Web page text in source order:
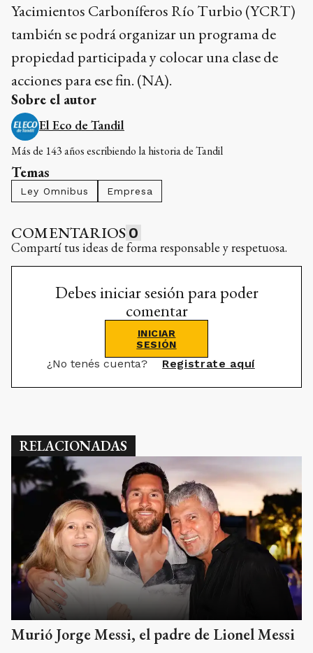
Yacimientos Carboníferos Río Turbio (YCRT)
también se podrá organizar un programa de
propiedad participada y colocar una clase de
acciones para ese fin. (NA).
Sobre el autor
El Eco de Tandil
Más de 143 años escribiendo la historia de Tandil
Temas
Ley Omnibus Empresa
COMENTARIOS 0
Compartí tus ideas de forma responsable y respetuosa.
Debes iniciar sesión para poder
comentar
INICIAR
SESIÓN
¿No tenés cuenta? Registrate aquí
RELACIONADAS
Murió Jorge Messi, el padre de Lionel Messi